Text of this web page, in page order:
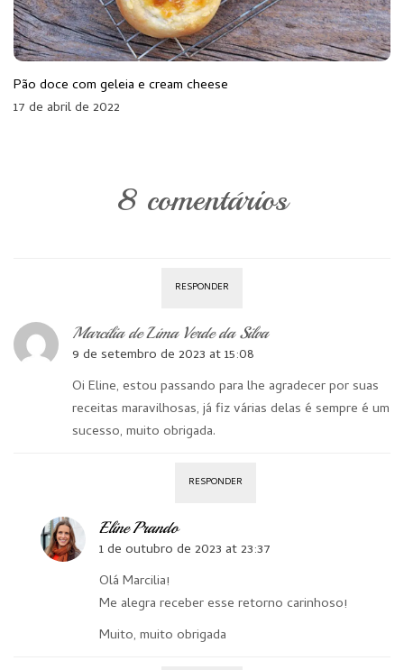
Pão doce com geleia e cream cheese
17 de abril de 2022
8 comentários
RESPONDER
Marcília de Lima Verde da Silva
9 de setembro de 2023 at 15:08
Oi Eline, estou passando para lhe agradecer por suas
receitas maravilhosas, já fiz várias delas é sempre é um
sucesso, muito obrigada.
RESPONDER
Eline Prando
1 de outubro de 2023 at 23:37
Olá Marcilia!
Me alegra receber esse retorno carinhoso!
Muito, muito obrigada